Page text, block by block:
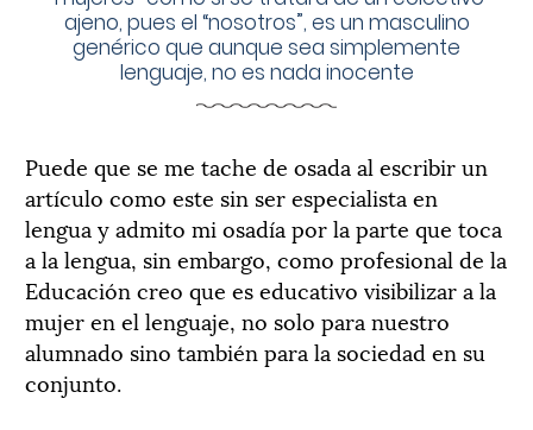
ajeno, pues el “nosotros”, es un masculino
genérico que aunque sea simplemente
lenguaje, no es nada inocente
Puede que se me tache de osada al escribir un
artículo como este sin ser especialista en
lengua y admito mi osadía por la parte que toca
a la lengua, sin embargo, como profesional de la
Educación creo que es educativo visibilizar a la
mujer en el lenguaje, no solo para nuestro
alumnado sino también para la sociedad en su
conjunto.